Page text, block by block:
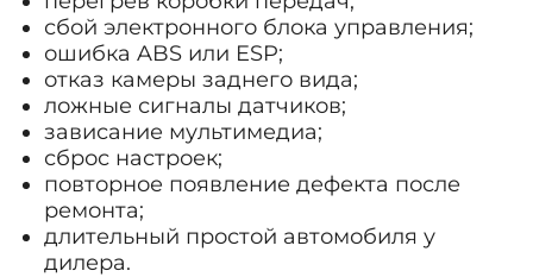
сбой электронного блока управления;
ошибка ABS или ESP;
отказ камеры заднего вида;
ложные сигналы датчиков;
зависание мультимедиа;
сброс настроек;
повторное появление дефекта после
ремонта;
длительный простой автомобиля у
дилера.